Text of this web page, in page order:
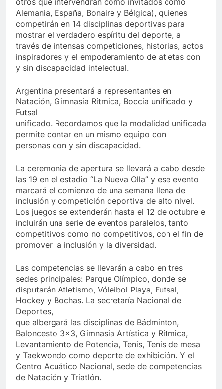
otros que intervendrán como invitados como
Alemania, España, Bonaire y Bélgica), quienes
competirán en 14 disciplinas deportivas para
mostrar el verdadero espíritu del deporte, a
través de intensas competiciones, historias, actos
inspiradores y el empoderamiento de atletas con
y sin discapacidad intelectual.
Argentina presentará a representantes en
Natación, Gimnasia Rítmica, Boccia unificado y
Futsal
unificado. Recordamos que la modalidad unificada
permite contar en un mismo equipo con
personas con y sin discapacidad.
La ceremonia de apertura se llevará a cabo desde
las 19 en el estadio “La Nueva Olla” y ese evento
marcará el comienzo de una semana llena de
inclusión y competición deportiva de alto nivel.
Los juegos se extenderán hasta el 12 de octubre e
incluirán una serie de eventos paralelos, tanto
competitivos como no competitivos, con el fin de
promover la inclusión y la diversidad.
Las competencias se llevarán a cabo en tres
sedes principales: Parque Olímpico, donde se
disputarán Atletismo, Vóleibol Playa, Futsal,
Hockey y Bochas. La secretaría Nacional de
Deportes,
que albergará las disciplinas de Bádminton,
Baloncesto 3×3, Gimnasia Artística y Rítmica,
Levantamiento de Potencia, Tenis, Tenis de mesa
y Taekwondo como deporte de exhibición. Y el
Centro Acuático Nacional, sede de competencias
de Natación y Triatlón.